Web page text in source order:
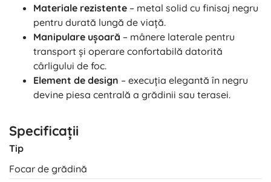
Materiale rezistente – metal solid cu finisaj negru
pentru durată lungă de viață.
Manipulare ușoară – mânere laterale pentru
transport și operare confortabilă datorită
cârligului de foc.
Element de design – execuția elegantă în negru
devine piesa centrală a grădinii sau terasei.
Specificații
Tip
Focar de grădină